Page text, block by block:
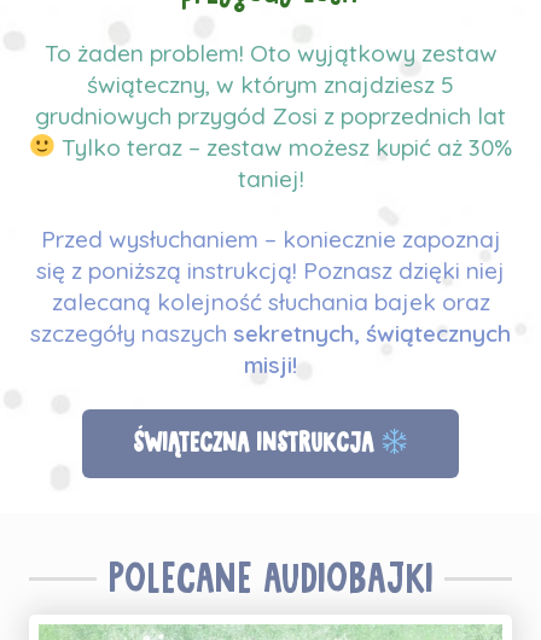
To żaden problem! Oto wyjątkowy zestaw
świąteczny, w którym znajdziesz 5
grudniowych przygód Zosi z poprzednich lat
Tylko teraz – zestaw możesz kupić aż 30%
taniej!
Przed wysłuchaniem – koniecznie zapoznaj
się z poniższą instrukcją! Poznasz dzięki niej
zalecaną kolejność słuchania bajek oraz
szczegóły naszych sekretnych, świątecznych
misji!
ŚWIĄTECZNA INSTRUKCJA
POLECANE AUDIOBAJKI